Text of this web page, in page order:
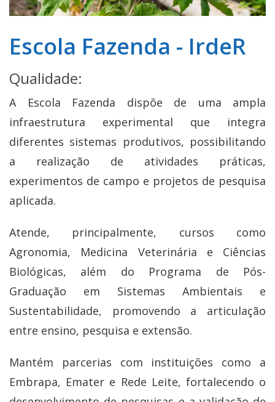
Escola Fazenda - IrdeR
Qualidade:
A Escola Fazenda dispõe de uma ampla
infraestrutura experimental que integra
diferentes sistemas produtivos, possibilitando
a realização de atividades práticas,
experimentos de campo e projetos de pesquisa
aplicada.
Atende, principalmente, cursos como
Agronomia, Medicina Veterinária e Ciências
Biológicas, além do Programa de Pós-
Graduação em Sistemas Ambientais e
Sustentabilidade, promovendo a articulação
entre ensino, pesquisa e extensão.
Mantém parcerias com instituições como a
Embrapa, Emater e Rede Leite, fortalecendo o